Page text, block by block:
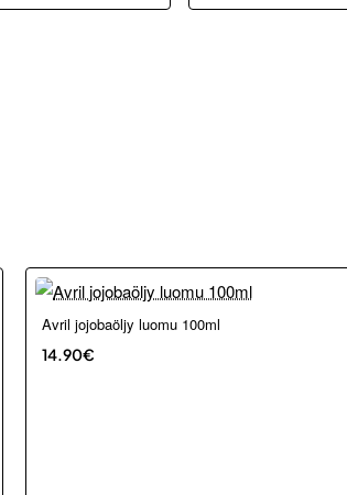
Avril jojobaöljy luomu 100ml
14.90€